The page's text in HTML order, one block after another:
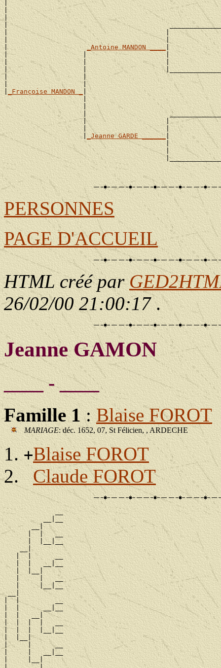
|
|
|
|                                        |                    |
|                                        |
| _Antoine MANDON ____ |
|                   |                    |
|                   |                    |
|                   |
|                   |                                         |
|                   |
_Françoise MANDON _
|
|
|
|                    |
|                    |
                    |
_Jeanne GARDE ______ |
|
|
PERSONNES
PAGE D'ACCUEIL
HTML créé par
26/02/00 21:00:17.
Jeanne GAMON
____ - ____
Famille 1:Blaise FOROT
MARIAGE: déc. 1652, 07, St Félicien, , ARDECHE
+Blaise FOROT
Claude FOROT
             __
          __|__
       __|
      |  |   __
      |  |__|__
    __|
   |  |      __
   |  |   __|__
   |  |__|
   |     |   __
   |     |__|__
__|
|  |         __
|  |      __|__
|  |   __|
|  |  |  |   __
|  |  |  |__|__
|  |__|
|     |      __
|     |   __|__
|     |__|